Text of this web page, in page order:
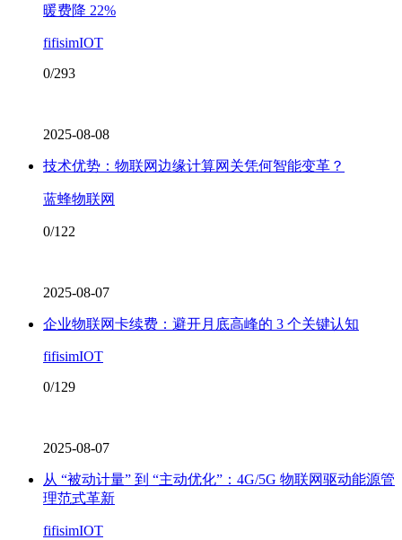
暖费降 22%
fifisimIOT
0/293
2025-08-08
技术优势：物联网边缘计算网关凭何智能变革？
蓝蜂物联网
0/122
2025-08-07
企业物联网卡续费：避开月底高峰的 3 个关键认知
fifisimIOT
0/129
2025-08-07
从 “被动计量” 到 “主动优化”：4G/5G 物联网驱动能源管
理范式革新
fifisimIOT